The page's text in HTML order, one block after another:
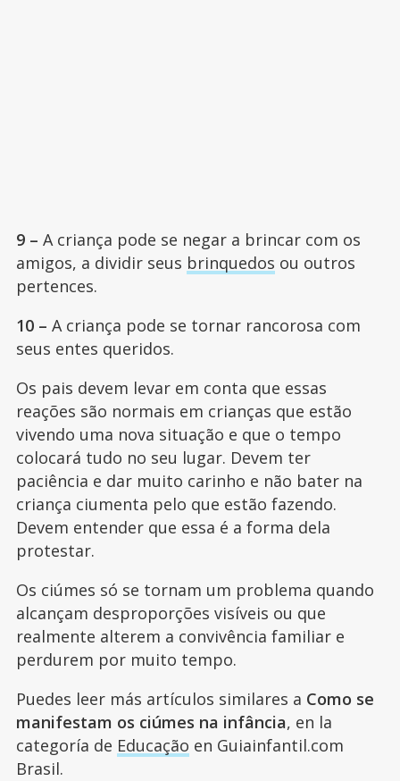
9 – A criança pode se negar a brincar com os
amigos, a dividir seus brinquedos ou outros
pertences.
10 – A criança pode se tornar rancorosa com
seus entes queridos.
Os pais devem levar em conta que essas
reações são normais em crianças que estão
vivendo uma nova situação e que o tempo
colocará tudo no seu lugar. Devem ter
paciência e dar muito carinho e não bater na
criança ciumenta pelo que estão fazendo.
Devem entender que essa é a forma dela
protestar.
Os ciúmes só se tornam um problema quando
alcançam desproporções visíveis ou que
realmente alterem a convivência familiar e
perdurem por muito tempo.
Puedes leer más artículos similares a Como se
manifestam os ciúmes na infância, en la
categoría de Educação en Guiainfantil.com
Brasil.